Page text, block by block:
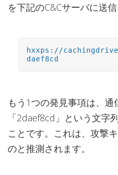
を下記のC&Cサーバに送信
hxxps://
daef8cd
もう1つの発見事項は、通
「2daef8cd」という文字
ことです。これは、攻撃
のと推測されます。